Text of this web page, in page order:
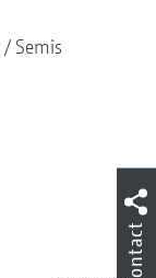
Semis
Contact